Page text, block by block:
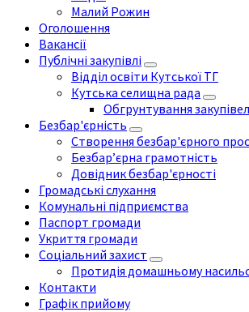
Малий Рожин
Оголошення
Вакансії
Публічні закупівлі
Відділ освіти Кутської ТГ
Кутська селищна рада
Обгрунтування
Безбар'єрність
Створення безбар'єрного
Безбар’єрна грамотність
Довідник безбар'єрності
Громадські слухання
Комунальні підприємства
Паспорт громади
Укриття громади
Соціальний захист
Протидія домашньому
Контакти
Графік прийому